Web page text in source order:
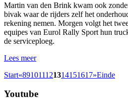
Martin van den Brink kwam ook
bivak waar de rijders zelf het
rekening nemen. Morgen volgt het
equipes van Eurol Rally Sport hun
de serviceploeg.
Lees meer
Start«891011121314151617»Einde
Youtube